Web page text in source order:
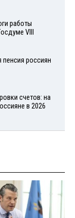
работы
VIII
пенсия россиян
счетов: на
в 2026